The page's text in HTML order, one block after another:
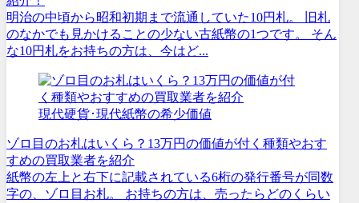
明治の中頃から昭和初期まで流通していた10円札。 旧札
のなかでも見かけることの少ない古紙幣の1つです。 そん
な10円札をお持ちの方は、今はど...
現代硬貨･現代紙幣の希少価値
ゾロ目のお札はいくら？13万円の価値が付く種類やおす
すめの買取業者を紹介
紙幣の左上と右下に記載されている6桁の発行番号が同数
字の、ゾロ目お札。 お持ちの方は、売ったらどのくらい